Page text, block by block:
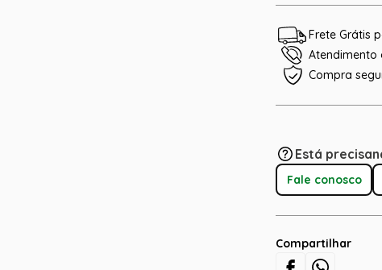
Frete Grátis
Atendimento
Compra
Está
Fale conosco
Compartilhar